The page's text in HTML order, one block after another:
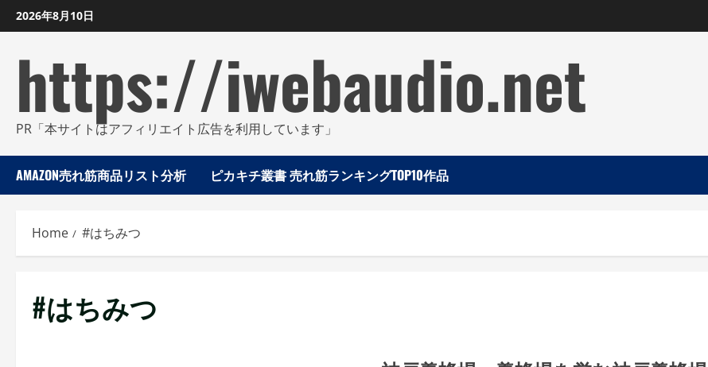
Skip
to
2026年8月10日
https://iwebaudio.net
PR「本サイトはアフィリエイト広告を利用しています」
AMAZON売れ筋商品リスト分析 ピカキチ叢書 売れ筋ランキングTOP10作品
Home #はちみつ
#はちみつ